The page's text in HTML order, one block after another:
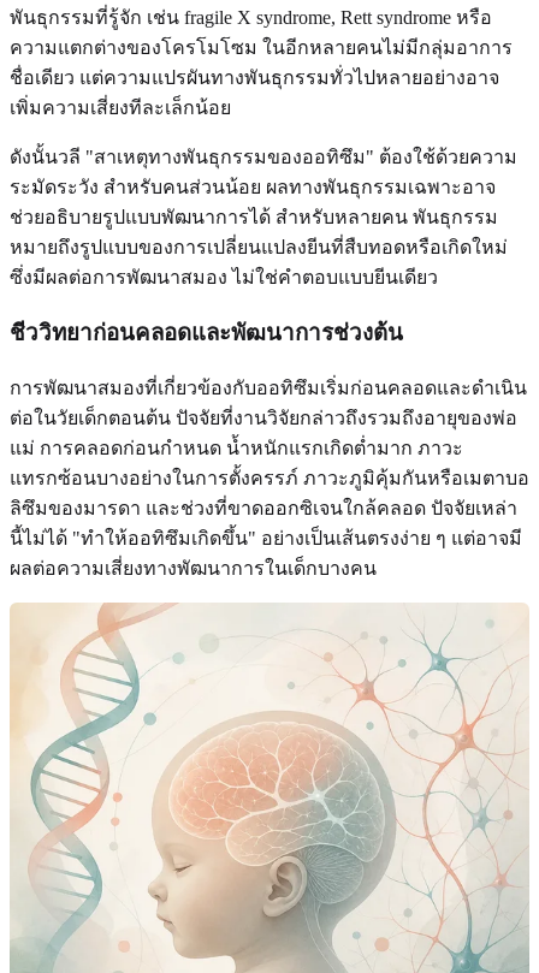
พันธุกรรมที่รู้จัก เช่น fragile X syndrome, Rett syndrome หรือ
ความแตกต่างของโครโมโซม ในอีกหลายคนไม่มีกลุ่มอาการ
ชื่อเดียว แต่ความแปรผันทางพันธุกรรมทั่วไปหลายอย่างอาจ
เพิ่มความเสี่ยงทีละเล็กน้อย
ดังนั้นวลี "สาเหตุทางพันธุกรรมของออทิซึม" ต้องใช้ด้วยความ
ระมัดระวัง สำหรับคนส่วนน้อย ผลทางพันธุกรรมเฉพาะอาจ
ช่วยอธิบายรูปแบบพัฒนาการได้ สำหรับหลายคน พันธุกรรม
หมายถึงรูปแบบของการเปลี่ยนแปลงยีนที่สืบทอดหรือเกิดใหม่
ซึ่งมีผลต่อการพัฒนาสมอง ไม่ใช่คำตอบแบบยีนเดียว
ชีววิทยาก่อนคลอดและพัฒนาการช่วงต้น
การพัฒนาสมองที่เกี่ยวข้องกับออทิซึมเริ่มก่อนคลอดและดำเนิน
ต่อในวัยเด็กตอนต้น ปัจจัยที่งานวิจัยกล่าวถึงรวมถึงอายุของพ่อ
แม่ การคลอดก่อนกำหนด น้ำหนักแรกเกิดต่ำมาก ภาวะ
แทรกซ้อนบางอย่างในการตั้งครรภ์ ภาวะภูมิคุ้มกันหรือเมตาบอ
ลิซึมของมารดา และช่วงที่ขาดออกซิเจนใกล้คลอด ปัจจัยเหล่า
นี้ไม่ได้ "ทำให้ออทิซึมเกิดขึ้น" อย่างเป็นเส้นตรงง่าย ๆ แต่อาจมี
ผลต่อความเสี่ยงทางพัฒนาการในเด็กบางคน